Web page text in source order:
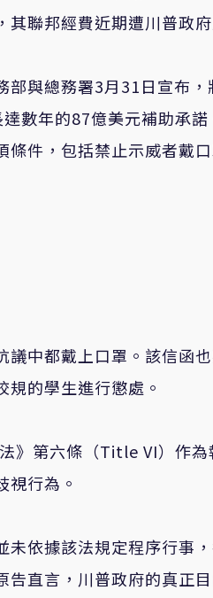
聯邦經費近期遭川普政府
部與總務署3月31日宣布
數年的87億美元補助承
條件，包括禁止示威者戴
議中都戴上口罩。該信函
的學生進行懲處。
》第六條（Title VI）作
視行為。
未依據該法規定程序行事
告直言，川普政府的真正